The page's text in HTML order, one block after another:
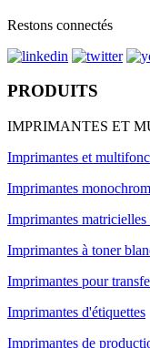
Restons connectés
PRODUITS
IMPRIMANTES ET
Imprimantes et
Imprimantes
Imprimantes
Imprimantes à toner
Imprimantes pour
Imprimantes d'étiquettes
Imprimantes de